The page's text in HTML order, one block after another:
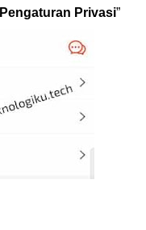
Pengaturan Privasi”